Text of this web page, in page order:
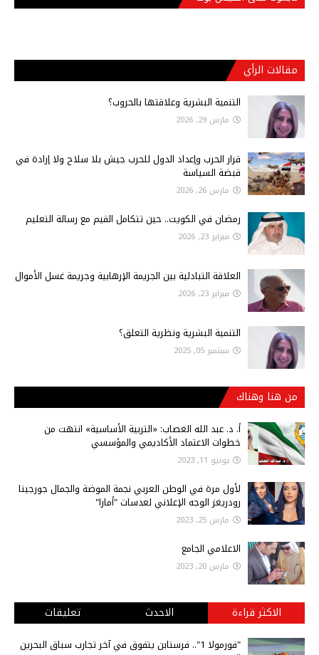
مقالات الرأي
التنمية البشرية وعلاقتها بالحروب؟
مارس 29, 2026
قرار الحرب وإعداد الدول للحرب جيش بلا سلاح ولا إرادة في
قبضة السياسة
مارس 26, 2026
رمضان في الكويت.. حين تتكامل القيم مع رسالة التعليم
فبراير 23, 2026
العلاقة التبادلية بين الجريمة الإرهابية وجريمة غسل الأموال
فبراير 23, 2026
التنمية البشرية ونظرية التعلق؟
سبتمبر 05, 2025
من هنا وهناك
أ‌. د. عبد الله الغصاب: «التربية الأساسية» انتهت من
خطوات الاعتماد الأكاديمي والمؤسسي
يونيو 11, 2023
لأول مرة في الوطن العربي نجمة الموضة والجمال جورجينا
رودريغز الوجه الإعلاني لعدسات "أمارا"
مارس 25, 2023
الاعلامي الجامع
مارس 20, 2023
الاكثر قراءة الاحدث تعليقات
"فورمولا 1".. فرستابن يتفوق في آخر تجارب سباق البحرين